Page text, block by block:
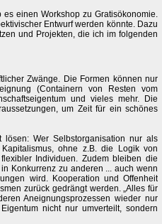
einen Workshop zu Gratisökonomie.
Entwurf werden könnte. Dazu
und Projekten, die ich im folgenden
Zwänge. Die Formen können nur
(Containern von Resten vom
und vieles mehr. Die
um Zeit für ein schönes
Wer Selbstorganisation nur als
ohne z.B. die Logik von
Individuen. Zudem bleiben die
Konkurrenz zu anderen ... auch wenn
wird. Kooperation und Offenheit
zurück gedrängt werden. „Alles für
Aneignungsprozessen wieder nur
nicht nur umverteilt, sondern